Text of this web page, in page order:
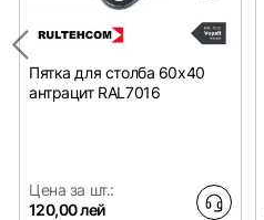
Пятка для столба 60x40
антрацит RAL7016
Цена за шт.:
120,00 лей